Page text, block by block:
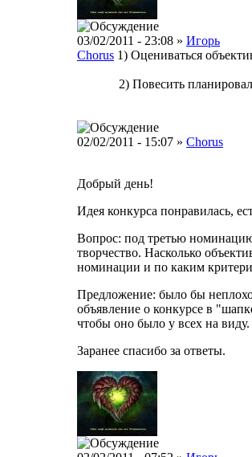
03/02/2011 - 23:08 » Игорь
Chorus 1) Оцениваться
2) Повесить планировали
02/02/2011 - 15:07 » Chorus
Добрый день!
Идея конкурса понравилась,
Вопрос: под третью
творчество. Насколько
номинации и по каким
Предложение: было бы
объявление о конкурсе в
чтобы оно было у всех на виду.
Заранее спасибо за ответы.